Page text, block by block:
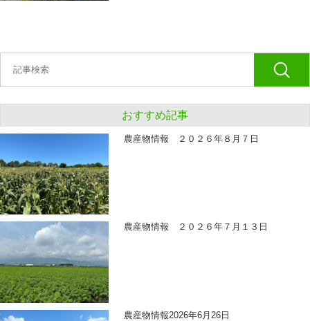
おすすめ記事
農産物情報 ２０２６年８月７日
農産物情報 ２０２６年７月１３日
農産物情報2026年6月26日